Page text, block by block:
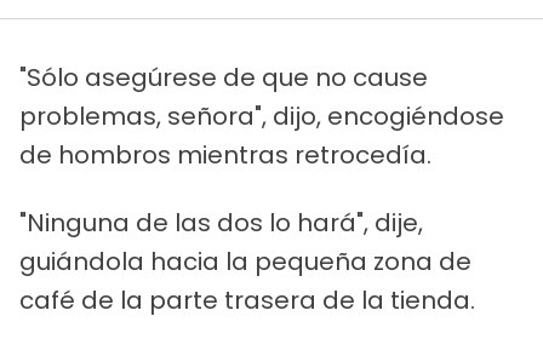
"Sólo asegúrese de que no cause
problemas, señora", dijo, encogiéndose
de hombros mientras retrocedía.
"Ninguna de las dos lo hará", dije,
guiándola hacia la pequeña zona de
café de la parte trasera de la tienda.